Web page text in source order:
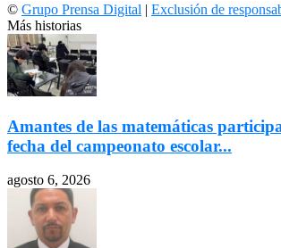
© Grupo Prensa Digital | Exclusión de
Más historias
Amantes de las matemáticas
fecha del campeonato escolar...
agosto 6, 2026